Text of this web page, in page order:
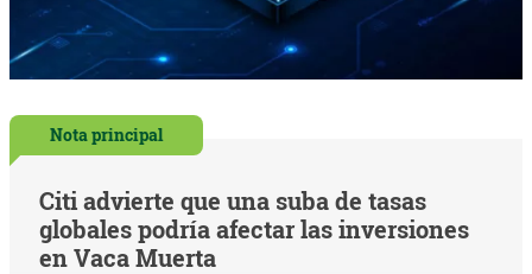
Nota principal
Citi advierte que una suba de tasas
globales podría afectar las inversiones
en Vaca Muerta